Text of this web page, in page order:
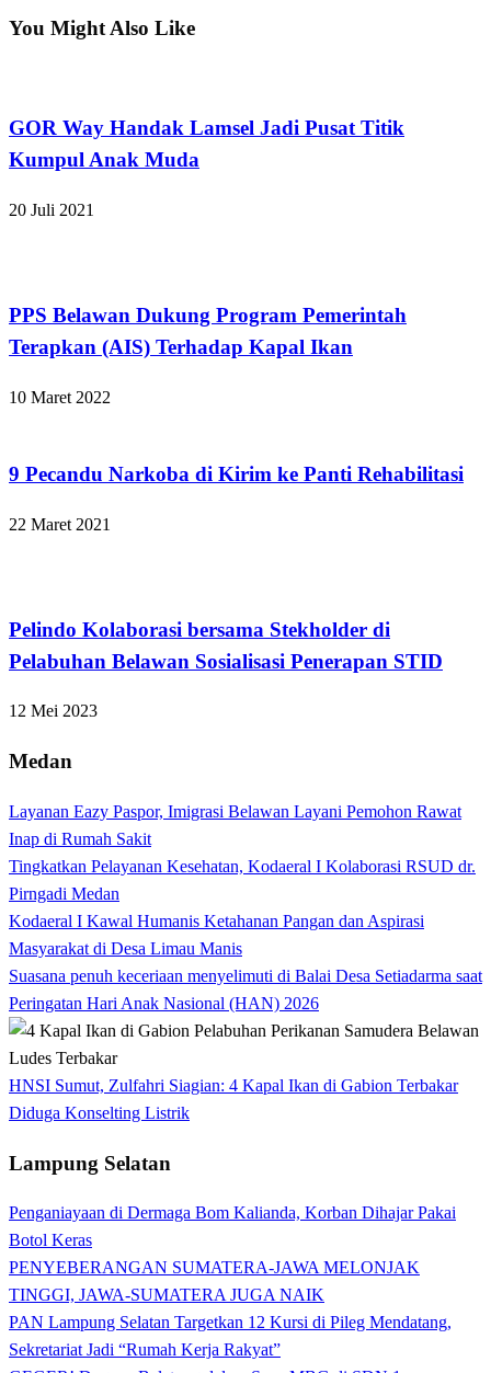
You Might Also Like
GOR Way Handak Lamsel Jadi Pusat Titik
Kumpul Anak Muda
20 Juli 2021
PPS Belawan Dukung Program Pemerintah
Terapkan (AIS) Terhadap Kapal Ikan
10 Maret 2022
9 Pecandu Narkoba di Kirim ke Panti Rehabilitasi
22 Maret 2021
Pelindo Kolaborasi bersama Stekholder di
Pelabuhan Belawan Sosialisasi Penerapan STID
12 Mei 2023
Medan
Layanan Eazy Paspor, Imigrasi Belawan Layani Pemohon Rawat
Inap di Rumah Sakit
Tingkatkan Pelayanan Kesehatan, Kodaeral I Kolaborasi RSUD dr.
Pirngadi Medan‎
Kodaeral I Kawal Humanis Ketahanan Pangan dan Aspirasi
Masyarakat di Desa Limau Manis
Suasana penuh keceriaan menyelimuti di Balai Desa Setiadarma saat
Peringatan Hari Anak Nasional (HAN) 2026
HNSI Sumut, Zulfahri Siagian: 4 Kapal Ikan di Gabion Terbakar
Diduga Konselting Listrik
Lampung Selatan
Penganiayaan di Dermaga Bom Kalianda, Korban Dihajar Pakai
Botol Keras
PENYEBERANGAN SUMATERA-JAWA MELONJAK
TINGGI, JAWA-SUMATERA JUGA NAIK
PAN Lampung Selatan Targetkan 12 Kursi di Pileg Mendatang,
Sekretariat Jadi “Rumah Kerja Rakyat”